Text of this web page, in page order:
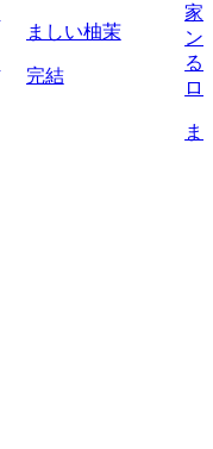
ましい柚茉
完結
家
ン
る
ロ
ま